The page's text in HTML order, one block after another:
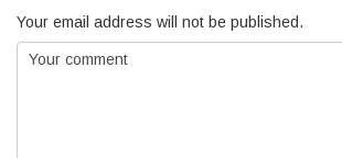
Your email address will not be published.